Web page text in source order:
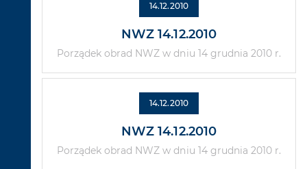
14.12.2010
NWZ 14.12.2010
Porządek obrad NWZ w dniu 14 grudnia 2010 r.
14.12.2010
NWZ 14.12.2010
Porządek obrad NWZ w dniu 14 grudnia 2010 r.